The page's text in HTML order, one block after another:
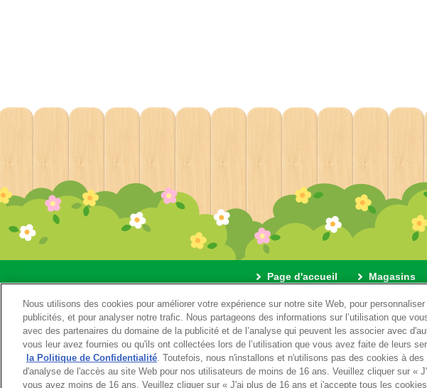
Page d'accueil Magasins
A propos du site Politique de
Nous utilisons des cookies pour améliorer votre expérience sur notre site Web, pour
publicités, et pour analyser notre trafic. Nous partageons des informations sur l’utilisation que
avec des partenaires du domaine de la publicité et de l’analyse qui peuvent les associer avec
vous leur avez fournies ou qu'ils ont collectées lors de l’utilisation que vous avez faite de leurs
la Politique de Confidentialité. Toutefois, nous n'installons et n'utilisons pas des cookies à
d'analyse de l'accès au site Web pour nos utilisateurs de moins de 16 ans. Veuillez cliquer sur «
vous avez moins de 16 ans. Veuillez cliquer sur « J'ai plus de 16 ans et j'accepte tous les